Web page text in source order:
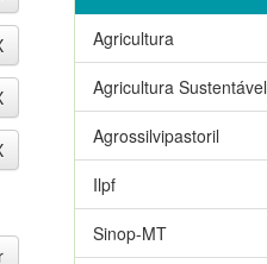
Agricultura
Agricultura Sustentável
Agrossilvipastoril
Ilpf
Sinop-MT